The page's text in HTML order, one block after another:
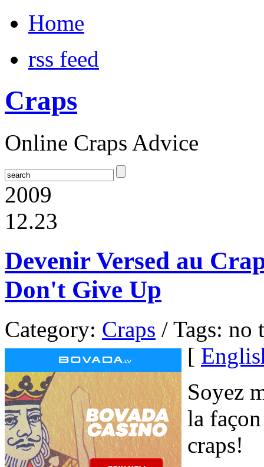
Home
rss feed
Craps
Online Craps Advice
2009
12.23
Devenir Versed au
Don't Give Up
Category: Craps / Tags: no
[
Soyez
la
craps!